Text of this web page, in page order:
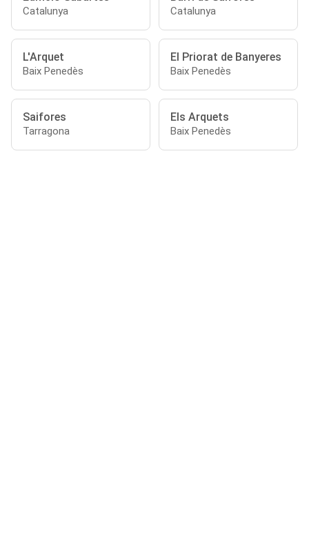
Catalunya Catalunya
L'Arquet
Baix Penedès
El Priorat de Banyeres
Baix Penedès
Saifores
Tarragona
Els Arquets
Baix Penedès